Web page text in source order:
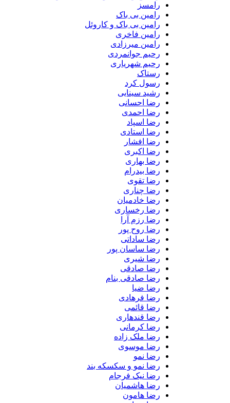
رامین بی باک
رامین بی باک و کاروئل
رامین فاخری
رامین میرزادی
رحیم جوانمردی
رحیم شهریاری
رستاک
رسول کرد
رشید سینایی
رضا احسانی
رضا احمدی
رضا اسپاد
رضا استادی
رضا افشار
رضا اکبری
رضا بهاری
رضا بیدرام
رضا تقوی
رضا چناری
رضا خادمیان
رضا رخساری
رضا رزم آرا
رضا روح پور
رضا ساداتی
رضا ساسان پور
رضا شیری
رضا صادقی
رضا صادقی بنام
رضا ضیا
رضا فرهادی
رضا قائمی
رضا قندهاری
رضا کرمانی
رضا ملک زاده
رضا موسوی
رضا نمو
رضا نمو و سکسکه بند
رضا نیک فرجام
رضا هاشمیان
رضا هامون